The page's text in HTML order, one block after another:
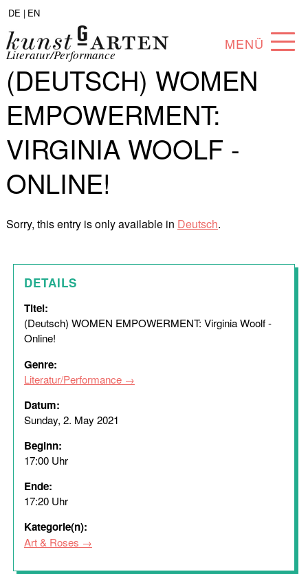
DE | EN
MENÜ
PROGRAM
ABOUT
COLLECTION
Literatur/Performance
(DEUTSCH) WOMEN
EMPOWERMENT:
VIRGINIA WOOLF -
ONLINE!
Sorry, this entry is only available in Deutsch.
DETAILS
Titel:
(Deutsch) WOMEN EMPOWERMENT: Virginia Woolf -
Online!
Genre:
Literatur/Performance
Datum:
Sunday, 2. May 2021
Beginn:
17:00 Uhr
Ende:
17:20 Uhr
Kategorie(n):
Art & Roses